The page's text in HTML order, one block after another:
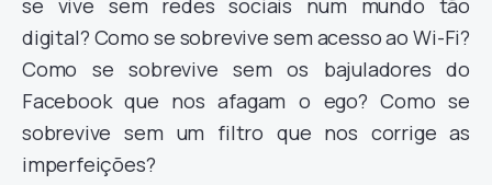
se vive sem redes sociais num mundo tão
digital? Como se sobrevive sem acesso ao Wi-Fi?
Como se sobrevive sem os bajuladores do
Facebook que nos afagam o ego? Como se
sobrevive sem um filtro que nos corrige as
imperfeições?